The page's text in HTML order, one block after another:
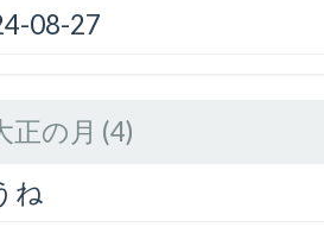
08-27
正の月 (4)
ね